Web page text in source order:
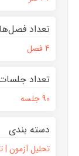
تعداد فصل‌ها
4 فصل
تعداد
90 جلسه
دسته بندی
تحلیل آزمون |